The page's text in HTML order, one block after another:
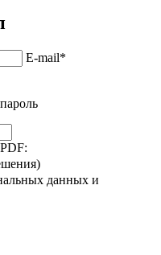
E-mail*
данных и